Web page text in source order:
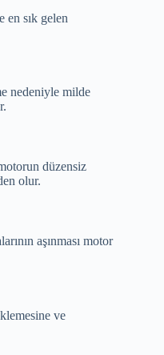
sık gelen
nedeniyle milde
düzensiz
olur.
aşınması motor
ve